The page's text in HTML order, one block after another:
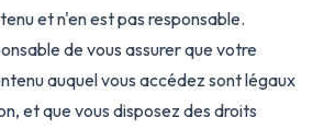
et n'en est pas responsable.
de vous assurer que votre
auquel vous accédez sont légaux
et que vous disposez des droits